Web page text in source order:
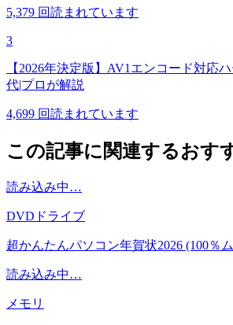
5,379 回読まれています
3
【2026年決定版】AV1エンコード対応
代|プロが解説
4,699 回読まれています
この記事に関連するおす
読み込み中…
DVDドライブ
超かんたんパソコン年賀状2026 (100％
読み込み中…
メモリ